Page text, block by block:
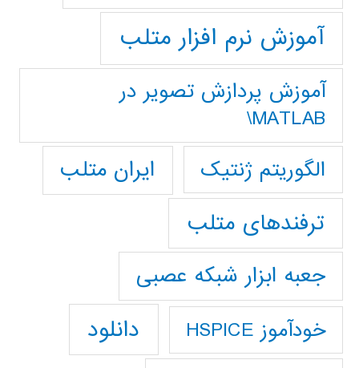
آموزش نرم افزار متلب
آموزش پردازش تصوير در
MATLAB\
الگوریتم ژنتیک
ایران متلب
ترفندهای متلب
جعبه ابزار شبکه عصبی
خودآموز HSPICE دانلود